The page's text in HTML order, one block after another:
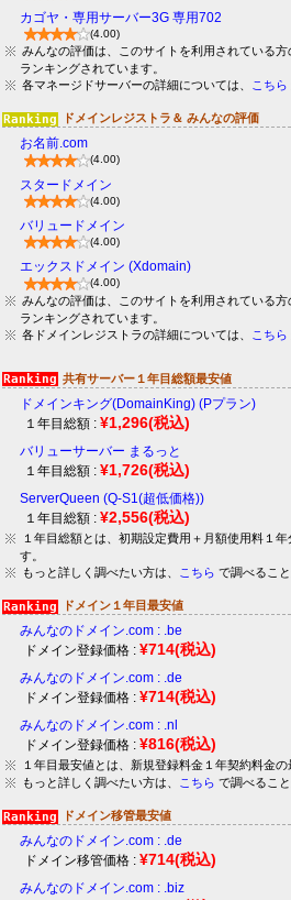
カゴヤ・専用サーバー3G 専用702
(4.00)
みんなの評価は、このサイトを利用されている
ランキングされています。
各マネージドサーバーの詳細については、
こちら
ドメインレジストラ＆ みんなの評価
お名前.com
(4.00)
スタードメイン
(4.00)
バリュードメイン
(4.00)
エックスドメイン (Xdomain)
(4.00)
みんなの評価は、このサイトを利用されている
ランキングされています。
各ドメインレジストラの詳細については、
こちら
共有サーバー１年目総額最安値
ドメインキング(DomainKing) (Pプラン)
１年目総額 : ¥1,296(税込)
バリューサーバー まるっと
１年目総額 : ¥1,726(税込)
ServerQueen (Q-S1(超低価格))
１年目総額 : ¥2,556(税込)
１年目総額とは、初期設定費用＋月額使用料１
す。
もっと詳しく調べたい方は、
こちら で調べること
ドメイン１年目最安値
みんなのドメイン.com : .be
ドメイン登録価格 : ¥714(税込)
みんなのドメイン.com : .de
ドメイン登録価格 : ¥714(税込)
みんなのドメイン.com : .nl
ドメイン登録価格 : ¥816(税込)
１年目最安値とは、新規登録料金１年契約料金の
もっと詳しく調べたい方は、
こちら で調べること
ドメイン移管最安値
みんなのドメイン.com : .de
ドメイン移管価格 : ¥714(税込)
みんなのドメイン.com : .biz